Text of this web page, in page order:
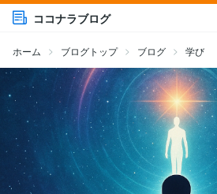
ココナラブログ
ホーム ブログトップ ブログ 学び